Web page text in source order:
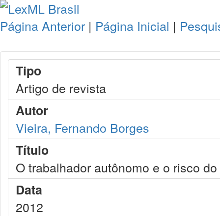
Página Anterior | Página Inicial |
Tipo
Artigo de revista
Autor
Vieira, Fernando Borges
Título
O trabalhador autônomo e o risco
Data
2012